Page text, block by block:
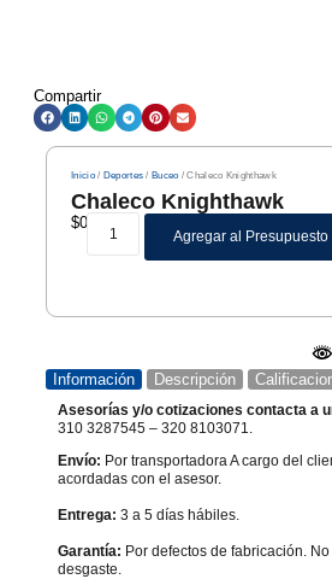
Compartir
Inicio/ Deportes /Buceo / Chaleco Knighthawk
Chaleco Knighthawk
$0
Agregar al Presupuesto
Información Descripción
Asesorías y/o cotizaciones contacta a
310 3287545 – 320 8103071.
Envío: Por transportadora A cargo del
acordadas con el asesor.
Entrega: 3 a 5 días hábiles.
Garantía: Por defectos de fabricación.
desgaste.